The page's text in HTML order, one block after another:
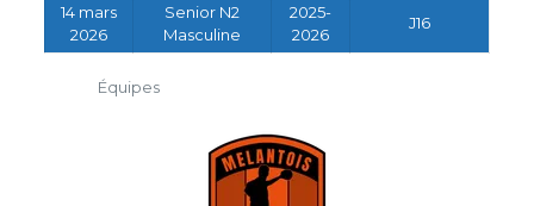
14 mars
2026
Senior N2
Masculine
2025-
2026
J16
Équipes